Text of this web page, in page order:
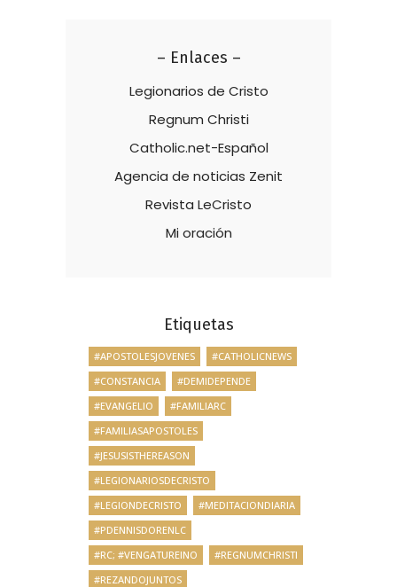
– Enlaces –
Legionarios de Cristo
Regnum Christi
Catholic.net-Español
Agencia de noticias Zenit
Revista LeCristo
Mi oración
Etiquetas
#APOSTOLESJOVENES
#CATHOLICNEWS
#CONSTANCIA
#DEMIDEPENDE
#EVANGELIO
#FAMILIARC
#FAMILIASAPOSTOLES
#JESUSISTHEREASON
#LEGIONARIOSDECRISTO
#LEGIONDECRISTO
#MEDITACIONDIARIA
#PDENNISDORENLC
#RC; #VENGATUREINO
#REGNUMCHRISTI
#REZANDOJUNTOS